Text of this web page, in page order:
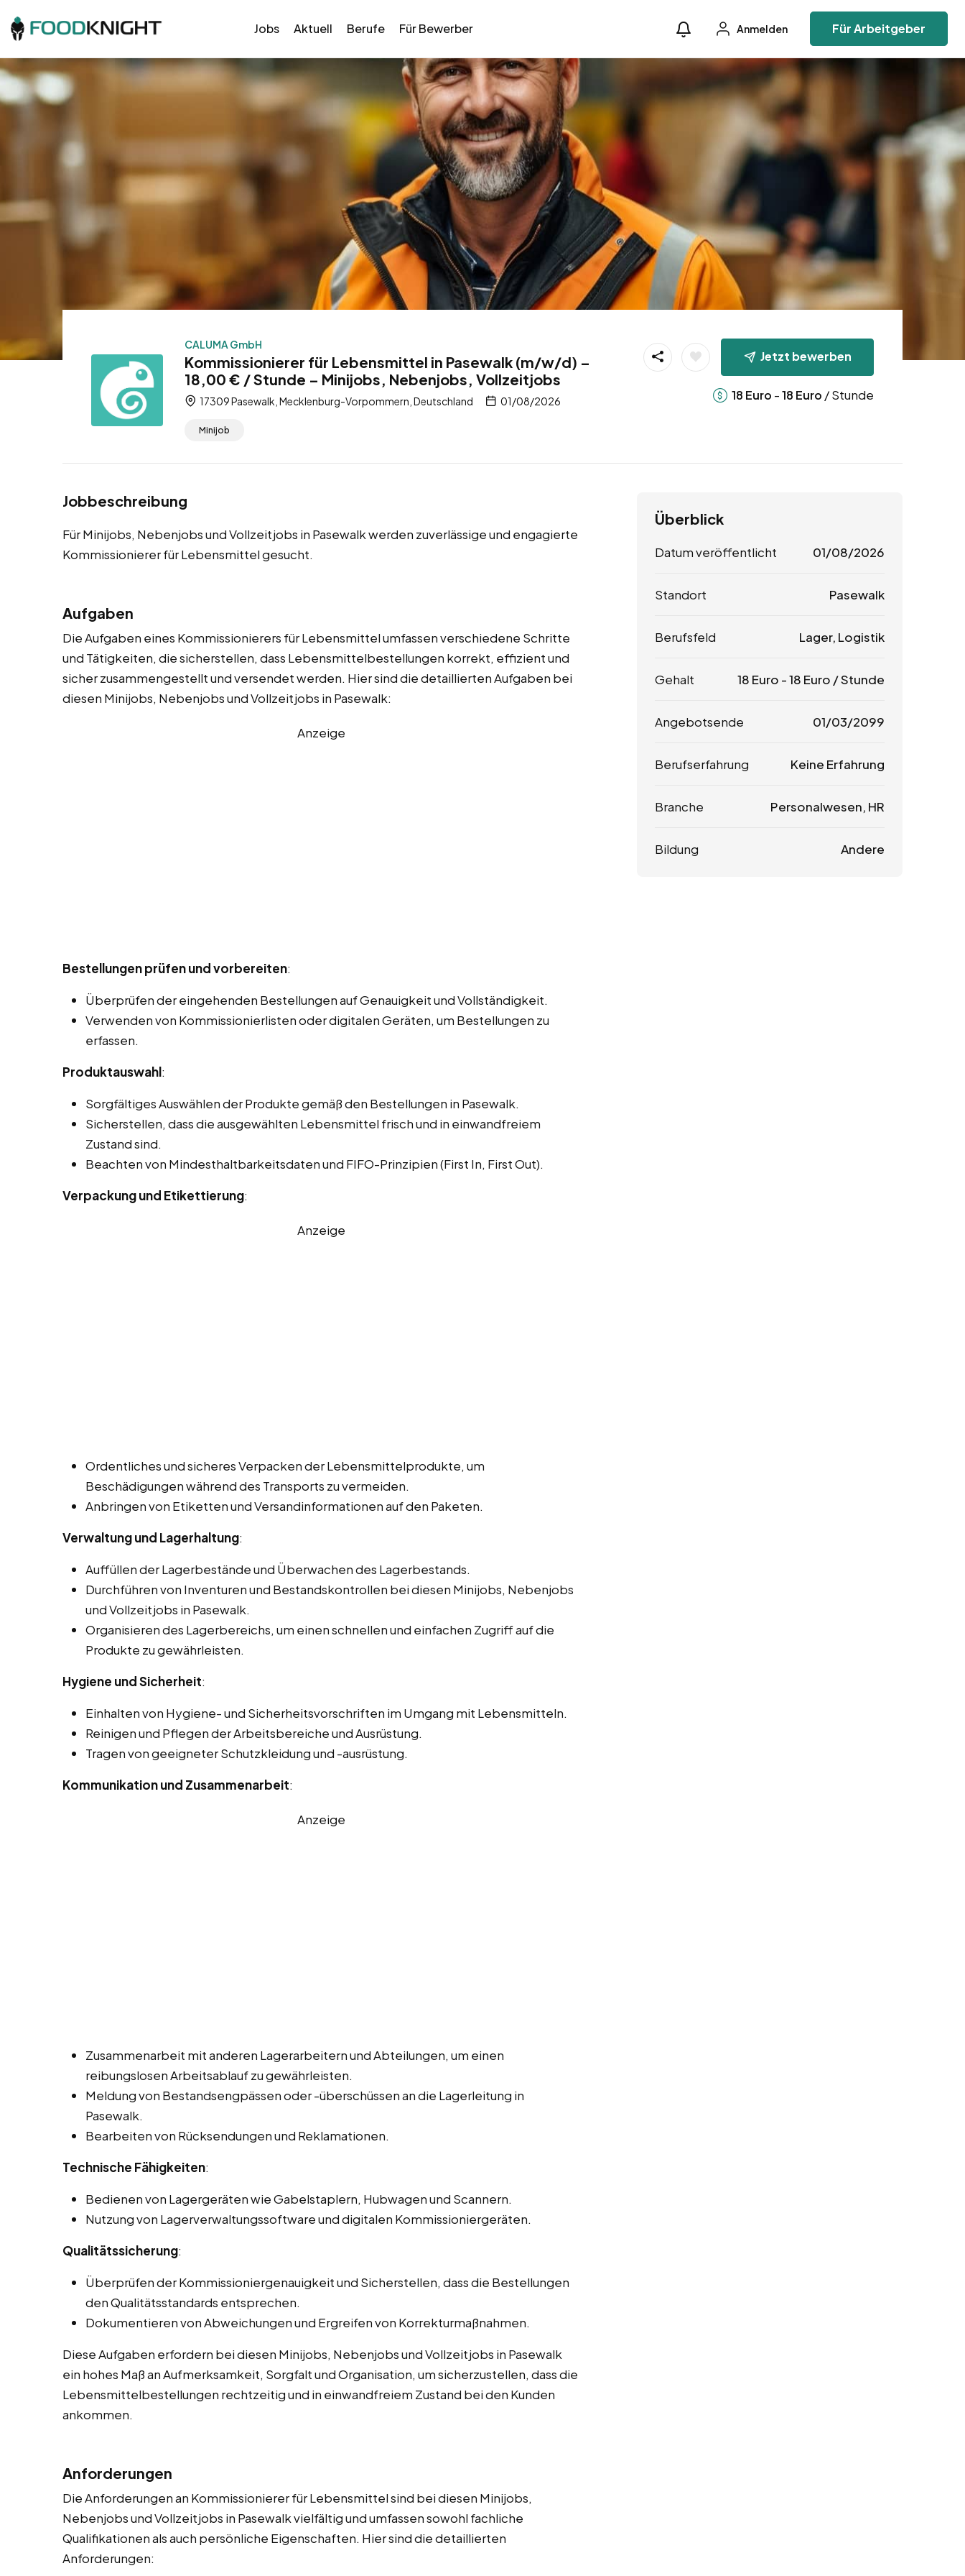
Jobs Aktuell Berufe Für Bewerber Anmelden Für Arbeitgeber
CALUMA GmbH
Kommissionierer für Lebensmittel in Pasewalk (m/w/d) –
18,00 € / Stunde – Minijobs, Nebenjobs, Vollzeitjobs
17309 Pasewalk, Mecklenburg-Vorpommern, Deutschland 01/08/2026
Minijob
Jetzt bewerben
18 Euro -18 Euro / Stunde
Jobbeschreibung
Für Minijobs, Nebenjobs und Vollzeitjobs in Pasewalk werden zuverlässige und engagierte
Kommissionierer für Lebensmittel gesucht.
Aufgaben
Die Aufgaben eines Kommissionierers für Lebensmittel umfassen verschiedene Schritte
und Tätigkeiten, die sicherstellen, dass Lebensmittelbestellungen korrekt, effizient und
sicher zusammengestellt und versendet werden. Hier sind die detaillierten Aufgaben bei
diesen Minijobs, Nebenjobs und Vollzeitjobs in Pasewalk:
Anzeige
Bestellungen prüfen und vorbereiten:
Überprüfen der eingehenden Bestellungen auf Genauigkeit und Vollständigkeit.
Verwenden von Kommissionierlisten oder digitalen Geräten, um Bestellungen zu
erfassen.
Produktauswahl:
Sorgfältiges Auswählen der Produkte gemäß den Bestellungen in Pasewalk.
Sicherstellen, dass die ausgewählten Lebensmittel frisch und in einwandfreiem
Zustand sind.
Beachten von Mindesthaltbarkeitsdaten und FIFO-Prinzipien (First In, First Out).
Verpackung und Etikettierung:
Anzeige
Ordentliches und sicheres Verpacken der Lebensmittelprodukte, um
Beschädigungen während des Transports zu vermeiden.
Anbringen von Etiketten und Versandinformationen auf den Paketen.
Verwaltung und Lagerhaltung:
Auffüllen der Lagerbestände und Überwachen des Lagerbestands.
Durchführen von Inventuren und Bestandskontrollen bei diesen Minijobs, Nebenjobs
und Vollzeitjobs in Pasewalk.
Organisieren des Lagerbereichs, um einen schnellen und einfachen Zugriff auf die
Produkte zu gewährleisten.
Hygiene und Sicherheit:
Einhalten von Hygiene- und Sicherheitsvorschriften im Umgang mit Lebensmitteln.
Reinigen und Pflegen der Arbeitsbereiche und Ausrüstung.
Tragen von geeigneter Schutzkleidung und -ausrüstung.
Kommunikation und Zusammenarbeit:
Anzeige
Zusammenarbeit mit anderen Lagerarbeitern und Abteilungen, um einen
reibungslosen Arbeitsablauf zu gewährleisten.
Meldung von Bestandsengpässen oder -überschüssen an die Lagerleitung in
Pasewalk.
Bearbeiten von Rücksendungen und Reklamationen.
Technische Fähigkeiten:
Bedienen von Lagergeräten wie Gabelstaplern, Hubwagen und Scannern.
Nutzung von Lagerverwaltungssoftware und digitalen Kommissioniergeräten.
Qualitätssicherung:
Überprüfen der Kommissioniergenauigkeit und Sicherstellen, dass die Bestellungen
den Qualitätsstandards entsprechen.
Dokumentieren von Abweichungen und Ergreifen von Korrekturmaßnahmen.
Diese Aufgaben erfordern bei diesen Minijobs, Nebenjobs und Vollzeitjobs in Pasewalk
ein hohes Maß an Aufmerksamkeit, Sorgfalt und Organisation, um sicherzustellen, dass die
Lebensmittelbestellungen rechtzeitig und in einwandfreiem Zustand bei den Kunden
ankommen.
Anforderungen
Die Anforderungen an Kommissionierer für Lebensmittel sind bei diesen Minijobs,
Nebenjobs und Vollzeitjobs in Pasewalk vielfältig und umfassen sowohl fachliche
Qualifikationen als auch persönliche Eigenschaften. Hier sind die detaillierten
Anforderungen:
Überblick
Datum veröffentlicht 01/08/2026
Standort Pasewalk
Berufsfeld Lager, Logistik
Gehalt 18 Euro -18 Euro / Stunde
Angebotsende 01/03/2099
Berufserfahrung Keine Erfahrung
Branche Personalwesen, HR
Bildung Andere